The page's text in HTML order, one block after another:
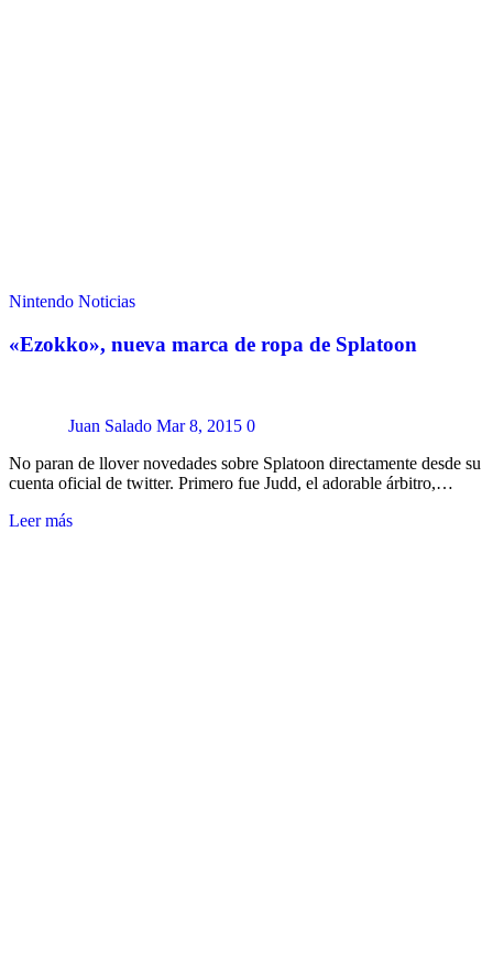
Nintendo Noticias
«Ezokko», nueva marca de ropa de Splatoon
Juan Salado Mar 8, 2015 0
No paran de llover novedades sobre Splatoon directamente desde su
cuenta oficial de twitter. Primero fue Judd, el adorable árbitro,…
Leer más